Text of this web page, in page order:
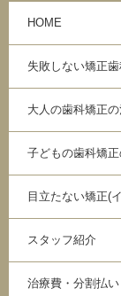
HOME
失敗しない矯正
大人の歯科矯正
子どもの歯科矯
目立たない矯正(
スタッフ紹介
治療費・分割払い